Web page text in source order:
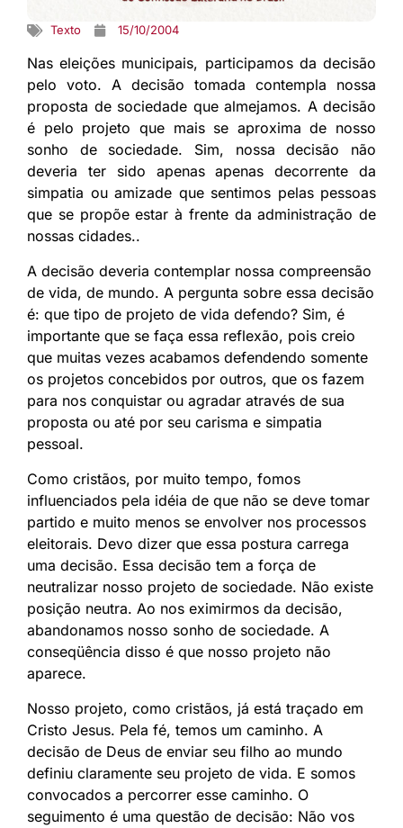
Texto 15/10/2004
Nas eleições municipais, participamos da decisão
pelo voto. A decisão tomada contempla nossa
proposta de sociedade que almejamos. A decisão
é pelo projeto que mais se aproxima de nosso
sonho de sociedade. Sim, nossa decisão não
deveria ter sido apenas apenas decorrente da
simpatia ou amizade que sentimos pelas pessoas
que se propõe estar à frente da administração de
nossas cidades..
A decisão deveria contemplar nossa compreensão
de vida, de mundo. A pergunta sobre essa decisão
é: que tipo de projeto de vida defendo? Sim, é
importante que se faça essa reflexão, pois creio
que muitas vezes acabamos defendendo somente
os projetos concebidos por outros, que os fazem
para nos conquistar ou agradar através de sua
proposta ou até por seu carisma e simpatia
pessoal.
Como cristãos, por muito tempo, fomos
influenciados pela idéia de que não se deve tomar
partido e muito menos se envolver nos processos
eleitorais. Devo dizer que essa postura carrega
uma decisão. Essa decisão tem a força de
neutralizar nosso projeto de sociedade. Não existe
posição neutra. Ao nos eximirmos da decisão,
abandonamos nosso sonho de sociedade. A
conseqüência disso é que nosso projeto não
aparece.
Nosso projeto, como cristãos, já está traçado em
Cristo Jesus. Pela fé, temos um caminho. A
decisão de Deus de enviar seu filho ao mundo
definiu claramente seu projeto de vida. E somos
convocados a percorrer esse caminho. O
seguimento é uma questão de decisão: Não vos